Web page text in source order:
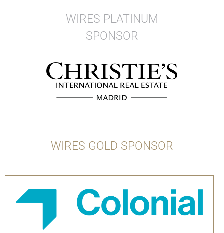
WIRES PLATINUM
SPONSOR
WIRES GOLD SPONSOR